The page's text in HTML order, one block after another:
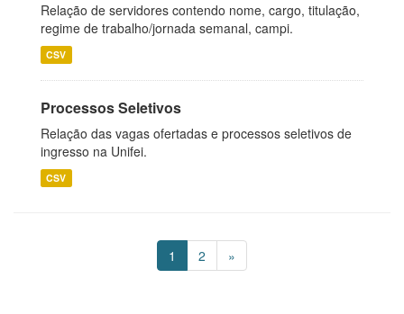
Relação de servidores contendo nome, cargo, titulação,
regime de trabalho/jornada semanal, campi.
CSV
Processos Seletivos
Relação das vagas ofertadas e processos seletivos de
ingresso na Unifei.
CSV
1 2 »